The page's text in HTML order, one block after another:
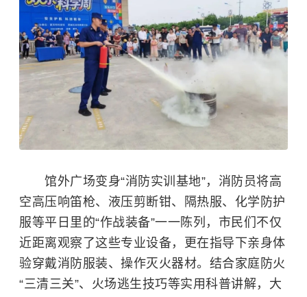
馆外广场变身“消防实训基地”，消防员将高
空高压响笛枪、液压剪断钳、隔热服、化学防护
服等平日里的“作战装备”一一陈列，市民们不仅
近距离观察了这些专业设备，更在指导下亲身体
验穿戴消防服装、操作灭火器材。结合家庭防火
“三清三关”、火场逃生技巧等实用科普讲解，大